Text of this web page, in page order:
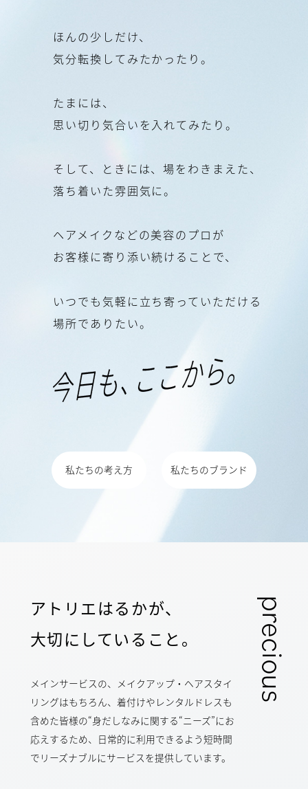
ほんの少 し だ け、
気分転換 し てみたか っ た り。
た ま に は、
思 い切 り 気合い を 入 れてみた り。
そ し て、 と き に は、場を わ き ま え た、
落ち 着 いた雰囲気に。
ヘ アメ イ ク な どの美容の プロ が
お客様に寄 り 添い続け る こ と で、
いつでも 気軽に 立ち 寄 って いただ け る
場所で あ り た い。
私たちの考え方 私たちのブランド
precious
アトリエはるかが、
大切にしていること。
メインサービスの、メイクアップ・ヘアスタイ
リングはもちろん、着付けやレンタルドレスも
含めた皆様の“身だしなみに関する“ニーズ”にお
応えするため、日常的に利用できるよう短時間
でリーズナブルにサービスを提供しています。